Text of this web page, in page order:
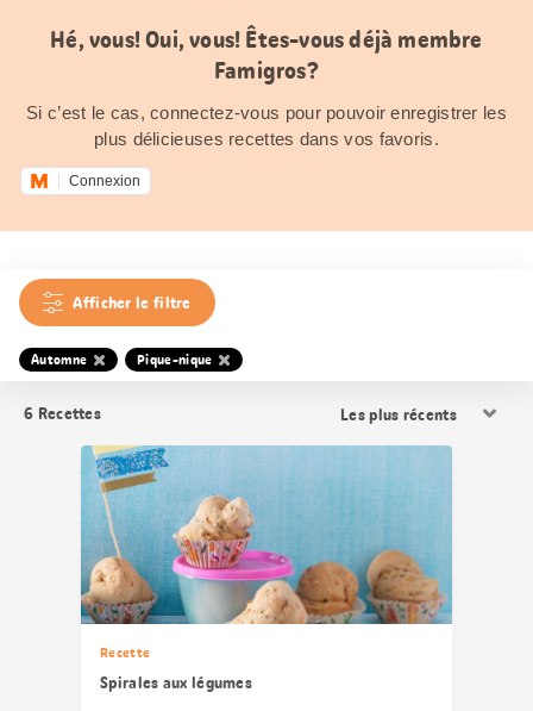
Hé, vous! Oui, vous! Êtes-vous déjà membre
Famigros?
Si c’est le cas, connectez-vous pour pouvoir enregistrer les
plus délicieuses recettes dans vos favoris.
Connexion
Afficher le filtre
Automne Pique-nique
6 Recettes
les
résultats
Recette
Spirales aux légumes